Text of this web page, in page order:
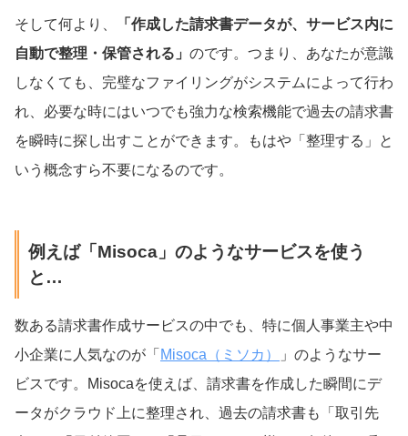
そして何より、
「作成した請求書データが、サービス内に
自動で整理・保管される」 のです。つまり、あなたが意識
しなくても、完璧なファイリングがシステムによって行わ
れ、必要な時にはいつでも強力な検索機能で過去の請求書
を瞬時に探し出すことができます。もはや「整理する」と
いう概念すら不要になるのです。
例えば「Misoca」のようなサービスを使う
と…
数ある請求書作成サービスの中でも、特に個人事業主や中
小企業に人気なのが「 Misoca（ミソカ）
」のようなサー
ビスです。Misocaを使えば、請求書を作成した瞬間にデ
ータがクラウド上に整理され、過去の請求書も「取引先